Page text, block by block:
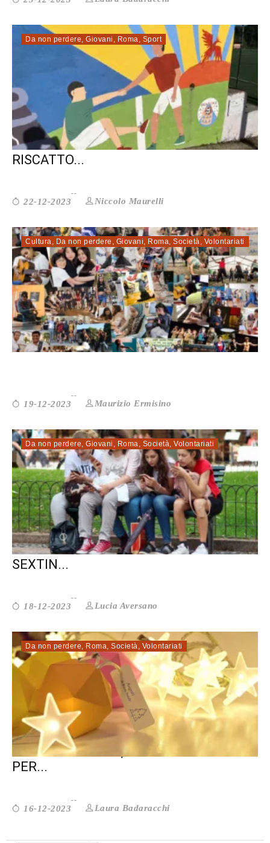
Da non perdere Giovani Roma Sport
IL MONTESPACCATO CALCIO E IL
RISCATTO...
22-12-2023 Niccolo Maurelli
Cultura Da non perdere Giovani Roma Società Volontariati
MATEMÙ: L’ARTE CONTRO L’HATE SP...
19-12-2023 Maurizio Ermisino
Da non perdere Giovani Roma Società Volontariati
EDUCAZIONE E CONSAPEVOLEZZA AL
SEXTIN...
18-12-2023 Lucia Aversano
Da non perdere Roma Società Volontariati
A ROMA ATTIVITÀ, MERCATINI E IDEE
PER...
16-12-2023 Laura Badaracchi